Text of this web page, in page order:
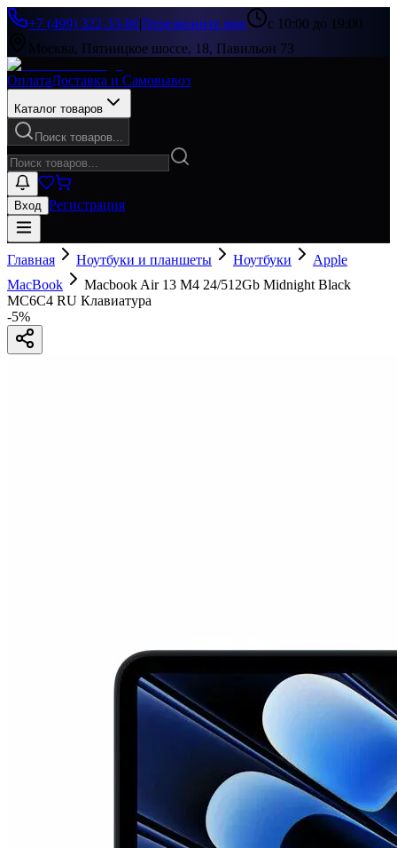
+7 (499) 322-33-86|Перезвоните мне
с 10:00 до 19:00
Москва, Пятницкое шоссе, 18, Павильон 73
ОплатаДоставка и Самовывоз
Каталог товаров
Поиск товаров...
Вход Регистрация
Главная Ноутбуки и планшеты Ноутбуки
Apple
MacBook
Macbook Air 13 M4 24/512Gb Midnight Black
MC6C4 RU Клавиатура
-5%